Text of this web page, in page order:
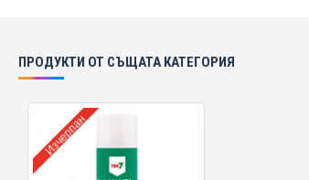
ПРОДУКТИ ОТ СЪЩАТА КАТЕГОРИЯ
Изчерпан